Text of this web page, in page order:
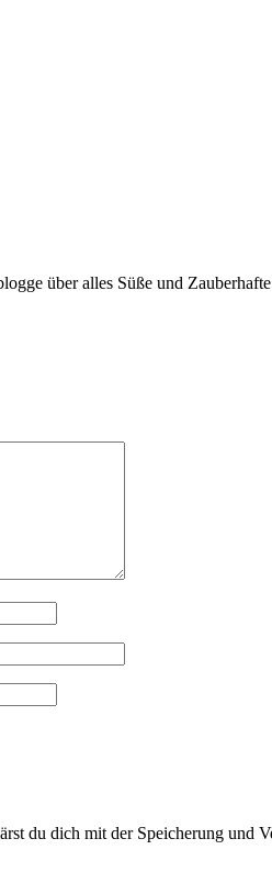
über alles Süße und
du dich mit der Speicherung und